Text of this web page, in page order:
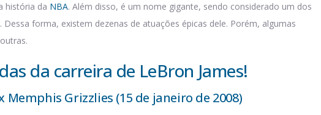
história da NBA. Além disso, é um nome gigante, sendo considerado um dos
forma, existem dezenas de atuações épicas dele. Porém, algumas
da carreira de LeBron James!
Memphis Grizzlies (15 de janeiro de 2008)